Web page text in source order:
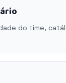
do time,